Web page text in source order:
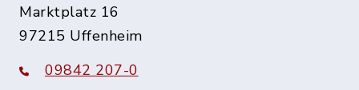
Marktplatz 16
97215 Uffenheim
09842 207-0